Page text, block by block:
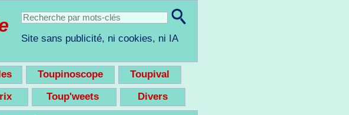
Site sans publicité, ni cookies, ni IA
Toupinoscope
Toupival
Toup'weets Divers